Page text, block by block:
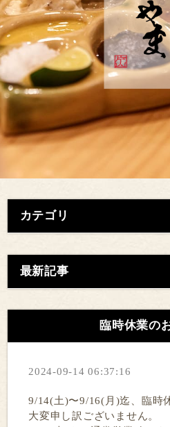
カテゴリ
最新記事
臨時休業の
2024-09-14 06:37:16
9/14(土)〜9/16(月)迄、臨時
大変申し訳ございません。